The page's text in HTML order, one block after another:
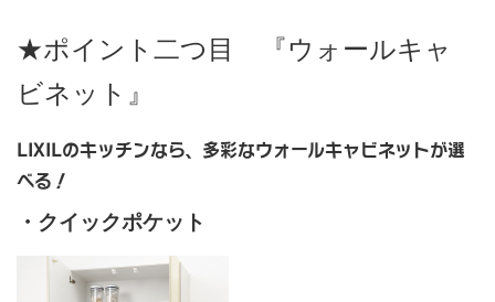
★ポイント二つ目 『ウォールキャ
ビネット』
LIXILのキッチンなら、多彩なウォールキャビネットが選
べる！
・クイックポケット